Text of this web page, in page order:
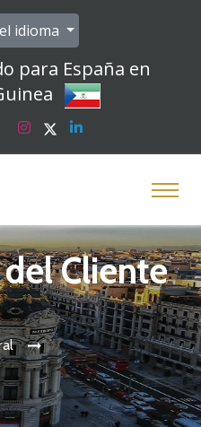
idioma
para España en
Cliente